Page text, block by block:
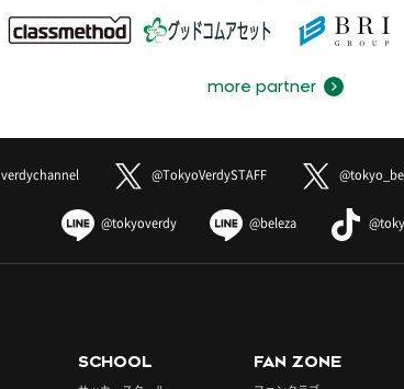
more partner
verdychannel @TokyoVerdySTAFF
@tokyoverdy @beleza
SCHOOL FAN ZONE